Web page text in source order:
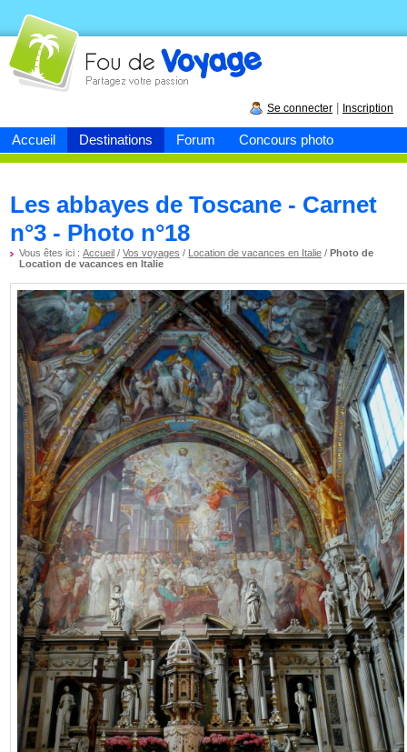
Accueil Destinations Forum Concours photo
Fou devoyage
Se connecter Inscription
Les abbayes de Toscane - Carnet
n°3 - Photo n°18
Vous êtes ici :Accueil /Vos voyages / Location de vacances en Italie /Photo de
Location de vacances en Italie